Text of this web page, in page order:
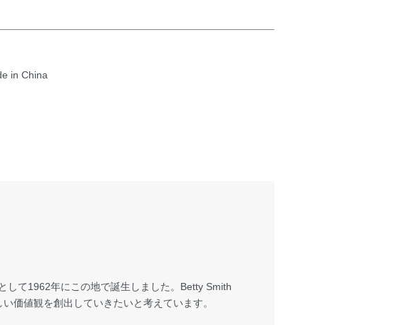
in China
して1962年にこの地で誕生しました。Betty Smith
価値観を創出していきたいと考えています。